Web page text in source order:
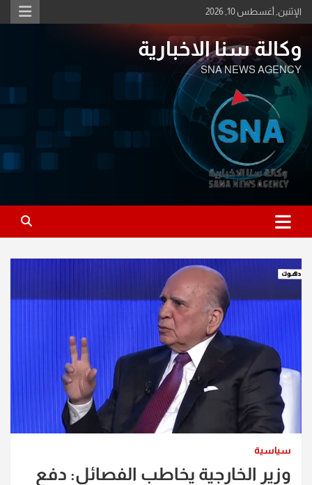
Skip
to
الإثنين, أغسطس 10, 2026
وكالة سنا الاخبارية
SNA NEWS AGENCY
سياسية
وزير الخارجية يخاطب الفصائل: دفع